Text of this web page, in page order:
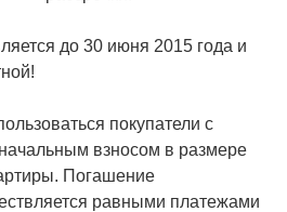
до 30 июня 2015 года и
покупатели с
взносом в размере
Погашение
равными платежами